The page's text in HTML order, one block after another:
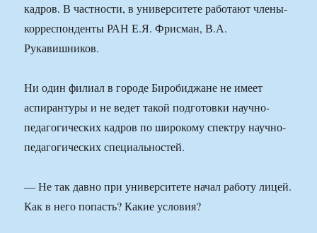
кадров. В частности, в университете работают члены-
корреспонденты РАН Е.Я. Фрисман, В.А.
Рукавишников.
Ни один филиал в городе Биробиджане не имеет
аспирантуры и не ведет такой подготовки научно-
педагогических кадров по широкому спектру научно-
педагогических специальностей.
— Не так давно при университете начал работу лицей.
Как в него попасть? Какие условия?